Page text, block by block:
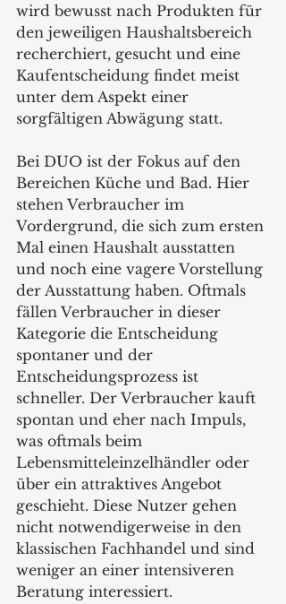
wird bewusst nach Produkten für
den jeweiligen Haushaltsbereich
recherchiert, gesucht und eine
Kaufentscheidung findet meist
unter dem Aspekt einer
sorgfältigen Abwägung statt.
Bei DUO ist der Fokus auf den
Bereichen Küche und Bad. Hier
stehen Verbraucher im
Vordergrund, die sich zum ersten
Mal einen Haushalt ausstatten
und noch eine vagere Vorstellung
der Ausstattung haben. Oftmals
fällen Verbraucher in dieser
Kategorie die Entscheidung
spontaner und der
Entscheidungsprozess ist
schneller. Der Verbraucher kauft
spontan und eher nach Impuls,
was oftmals beim
Lebensmitteleinzelhändler oder
über ein attraktives Angebot
geschieht. Diese Nutzer gehen
nicht notwendigerweise in den
klassischen Fachhandel und sind
weniger an einer intensiveren
Beratung interessiert.